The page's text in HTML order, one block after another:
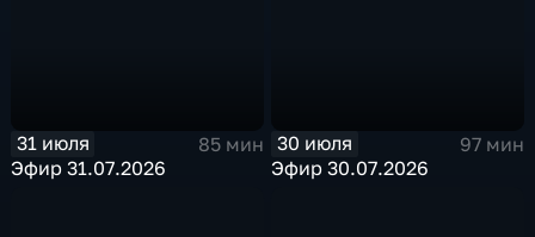
31 июля
85 мин
Эфир 31.07.2026
30 июля
97 мин
Эфир 30.07.2026